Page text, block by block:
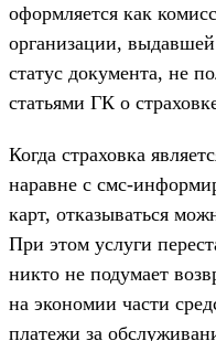
оформляется как
организации,
статус документа, не
статьями ГК о
Когда страховка
наравне с смс-
карт, отказываться
При этом услуги
никто не подумает
на экономии части
платежи за